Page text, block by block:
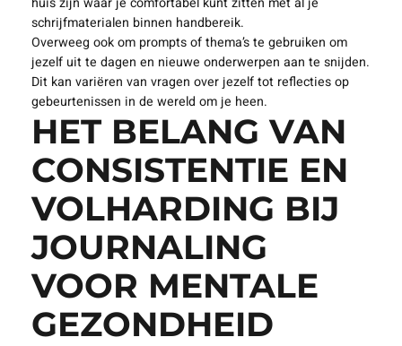
schrijfmaterialen binnen handbereik.
Overweeg ook om prompts of thema’s te gebruiken om
jezelf uit te dagen en nieuwe onderwerpen aan te snijden.
Dit kan variëren van vragen over jezelf tot reflecties op
gebeurtenissen in de wereld om je heen.
HET BELANG VAN
CONSISTENTIE EN
VOLHARDING BIJ
JOURNALING
VOOR MENTALE
GEZONDHEID